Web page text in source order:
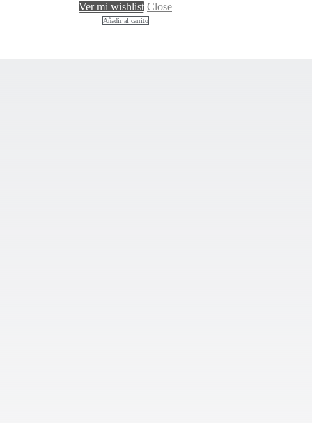
Ver mi wishlist Close
Añadir al carrito